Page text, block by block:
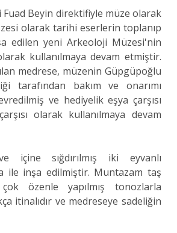
Fuad Beyin direktifiyle müze olarak
olarak tarihi eserlerin toplanıp
edilen yeni Arkeoloji Müzesi'nin
kullanılmaya devam etmiştir.
medrese, müzenin Güpgüpoğlu
tarafından bakım ve onarımı
ve hediyelik eşya çarşısı
olarak kullanılmaya devam
sığdırılmış iki eyvanlı
ile inşa edilmiştir. Muntazam taş
özenle yapılmış tonozlarla
itinalıdır ve medreseye sadeliğin